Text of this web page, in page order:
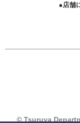
店舗
© Tsuruya